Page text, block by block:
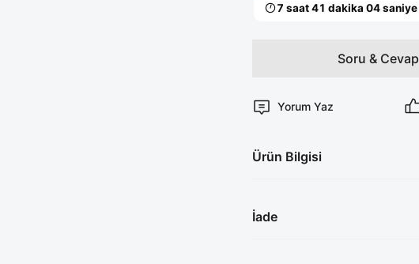
Soru & Cevap
Yorum Yaz
Ürün Bilgisi
İade